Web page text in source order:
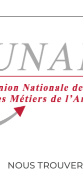
NOUS TROUVER